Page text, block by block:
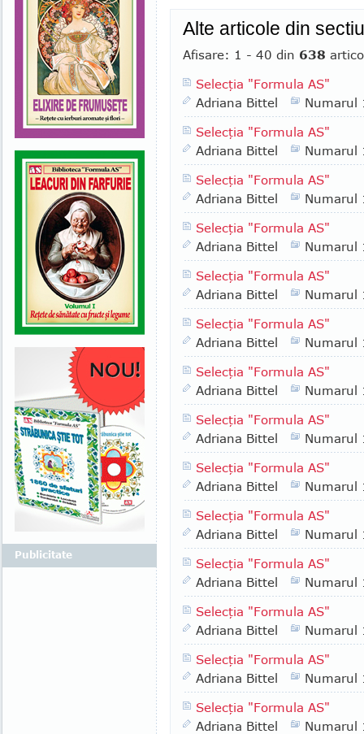
Alte articole din
Afisare: 1 - 40 din 638
Selecţia "Formula AS"
Adriana Bittel
Numarul
Selecţia "Formula AS"
Adriana Bittel
Numarul
Selecţia "Formula AS"
Adriana Bittel
Numarul
Selecţia "Formula AS"
Adriana Bittel
Numarul
Selecţia "Formula AS"
Adriana Bittel
Numarul
Selecţia "Formula AS"
Adriana Bittel
Numarul
Selecţia "Formula AS"
Adriana Bittel
Numarul
Selecţia "Formula AS"
Adriana Bittel
Numarul
Selecţia "Formula AS"
Adriana Bittel
Numarul
Selecţia "Formula AS"
Adriana Bittel
Numarul
Selecţia "Formula AS"
Adriana Bittel
Numarul
Selecţia "Formula AS"
Adriana Bittel
Numarul
Selecţia "Formula AS"
Adriana Bittel
Numarul
Selecţia "Formula AS"
Adriana Bittel
Numarul
Publicitate